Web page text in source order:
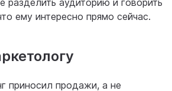
аудиторию и говорить
ему интересно прямо сейчас.
приносил продажи, а не